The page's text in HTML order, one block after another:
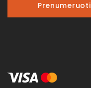
Prenumeruoti